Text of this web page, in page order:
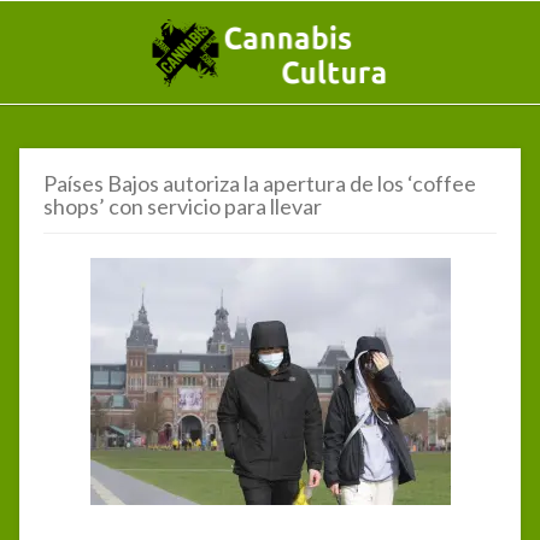
Países Bajos autoriza la apertura de los ‘coffee
shops’ con servicio para llevar